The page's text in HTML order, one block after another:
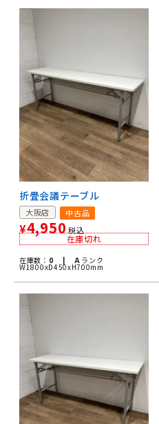
折畳会議テーブル
大阪店 中古品
¥4,950 税込
在庫切れ
在庫数： 0 | Aランク
W1800xD450xH700mm